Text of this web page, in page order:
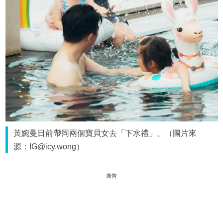
黃婉曼日前帶同兩個寶貝女去「下水禮」。（圖片來
源：IG@icy.wong）
廣告